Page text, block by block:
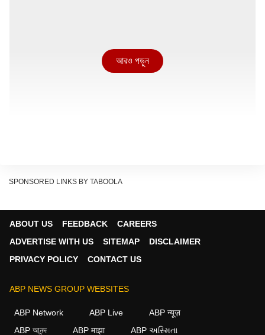
বিবৃতি দিয়ে জানানো হয়েছে যে, 'দলের মেডিক্যাল দলের তত্ত্বাবধানে রয়েছেন
সূর্যকুমার যাদবের নেতৃত্বেই আরসিবি ম্যাচে খেলতে নামবে মুম্বই শিবির।'
আরও পড়ুন
SPONSORED LINKS BY TABOOLA
ABOUT US FEEDBACK
CAREERS
ADVERTISE WITH US
SITEMAP
DISCLAIMER
PRIVACY POLICY
CONTACT US
ABP NEWS GROUP WEBSITES
ABP Network ABP Live
ABP न्यूज़
ABP আনন্দ
ABP माझा ABP અસ્મિતા